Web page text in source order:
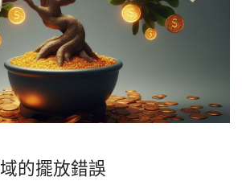
的擺放錯誤